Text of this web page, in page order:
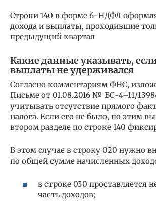
Строки 140 в форме 6-НДФЛ
дохода и выплаты, проходившие
предыдущий квартал
Какие данные указывать,
выплаты не удерживался
Согласно комментариям ФНС,
Письме от 01.08.2016 № БС-4–11/
учитывать отсутствие прямого
налога. Если его не было, по этим
втором разделе по строке 140
В этом случае в строку 020 нужно
по общей сумме начисленных
в строке 030 проставляется
часть доходов;